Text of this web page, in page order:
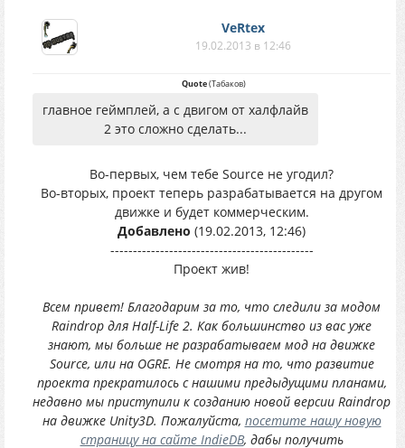
VeRtex
19.02.2013 в 12:46
Quote(Табаков)
главное геймплей, а с двигом от халфлайв
2 это сложно сделать...
Во-первых, чем тебе Source не угодил?
Во-вторых, проект теперь разрабатывается на другом
движке и будет коммерческим.
Добавлено (19.02.2013, 12:46)
---------------------------------------------
Проект жив!
Всем привет! Благодарим за то, что следили за модом
Raindrop для Half-Life 2. Как большинство из вас уже
знают, мы больше не разрабатываем мод на движке
Source, или на OGRE. Не смотря на то, что развитие
проекта прекратилось с нашими предыдущими планами,
недавно мы приступили к созданию новой версии Raindrop
на движке Unity3D. Пожалуйста, посетите нашу новую
страницу на сайте IndieDB, дабы получить